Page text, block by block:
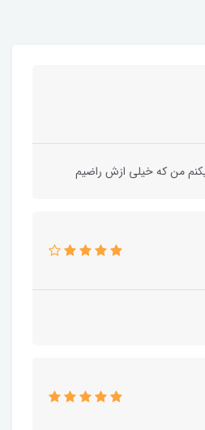
من که خیلی ازش راضیم